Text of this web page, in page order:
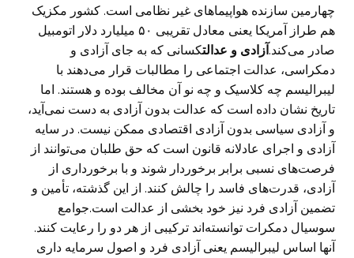
چهارمین سازنده هواپیما‌های غیر نظامی است. کشور مکزیک
هم طراز آمریکا یعنی معادل تقریبی ۵۰ میلیارد دلار اتومبیل
صادر می‌کند.آزادی و عدالتکسانی که به جای آزادی و
دمکراسی، عدالت اجتماعی را مطالبات قرار می‌دهند با
لیبرالیسم چه کلاسیک و چه نو آن مخالف بوده و هستند. اما
تاریخ نشان داده است که عدالت بدون آزادی به دست نمی‌آید،
و آزادی سیاسی بدون آزادی اقتصادی ممکن نیست. در سایه
آزادی و اجرای عادلانه قانون است که حق طلبان می‌توانند از
فرصت‌های نسبی برابر برخوردار شوند و با برخورداری از
آزادی، قدرت‌های فاسد را چالش کنند. از این گذشته، تأمین و
تضمین آزادی فرد نیز خود بخشی از عدالت است.جوامع
سوسیال دمکرات توانسته‌اند ترکیبی از هر دو را رعایت کنند.
آنها اساس لیبرالیسم یعنی آزادی فرد و اصول سرمایه داری